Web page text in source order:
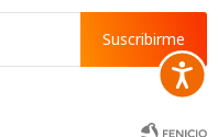
Suscribirme